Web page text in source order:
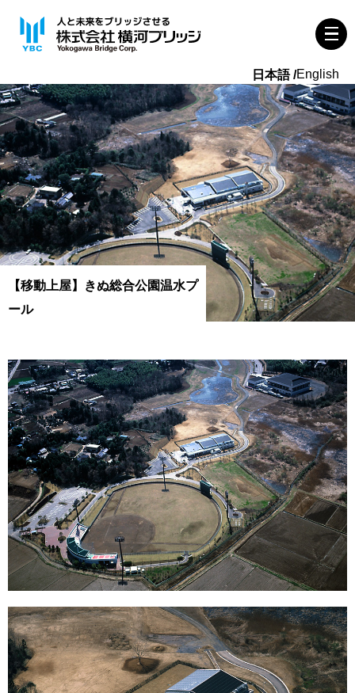
English
【移動上屋】きぬ総合公園温水プ
ール